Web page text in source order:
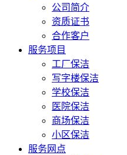
公司简介
资质证书
合作客户
服务项目
工厂保洁
写字楼保洁
学校保洁
医院保洁
商场保洁
小区保洁
服务网点